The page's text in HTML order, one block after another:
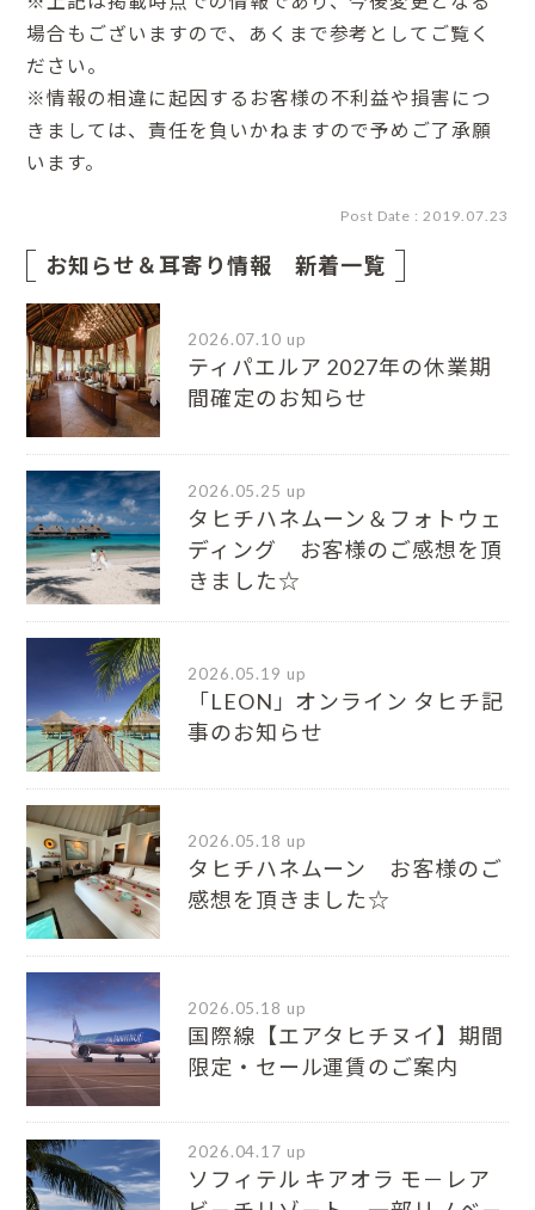
場合もございますので、あくまで参考としてご覧く
ださい。
※情報の相違に起因するお客様の不利益や損害につ
きましては、責任を負いかねますので予めご了承願
います。
Post Date : 2019.07.23
お知らせ＆耳寄り情報 新着一覧
2026.07.10 up
ティパエルア 2027年の休業期
間確定のお知らせ
2026.05.25 up
タヒチハネムーン＆フォトウェ
ディング お客様のご感想を頂
きました☆
2026.05.19 up
「LEON」オンライン タヒチ記
事のお知らせ
2026.05.18 up
タヒチハネムーン お客様のご
感想を頂きました☆
2026.05.18 up
国際線【エアタヒチヌイ】期間
限定・セール運賃のご案内
2026.04.17 up
ソフィテル キアオラ モ－レア